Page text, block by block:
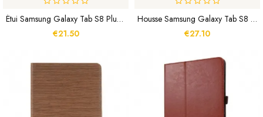
Étui Samsung Galaxy Tab S8 Plus / S7 Plus Simili Cuir Vintage Rivets
€21.50
Housse Samsung Galaxy Tab S8 Plus / S7 Plus Effet Peau De Crocodile
€27.10